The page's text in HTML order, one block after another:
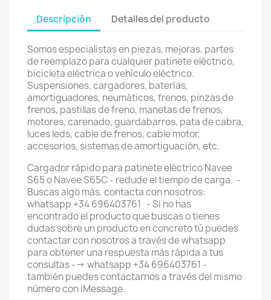
Descripción Detalles del producto
Somos especialistas en piezas, mejoras, partes
de reemplazo para cualquier patinete eléctrico,
bicicleta eléctrica o vehículo eléctrico.
Suspensiones, cargadores, baterías,
amortiguadores, neumáticos, frenos, pinzas de
frenos, pastillas de freno, manetas de frenos,
motores, carenado, guardabarros, pata de cabra,
luces leds, cable de frenos, cable motor,
accesorios, sistemas de amortiguación, etc.
Cargador rápido para patinete eléctrico Navee
S65 o Navee S65C - redude el tiempo de carga. -
Buscas algo más, contacta con nosotros:
whatsapp +34 696403761 - Si no has
encontrado el producto que buscas o tienes
dudas sobre un producto en concreto tú puedes
contactar con nosotros a través de whatsapp
para obtener una respuesta más rápida a tus
consultas --> whatsapp +34 696403761 -
también puedes contactarnos a través del mismo
número con iMessage.